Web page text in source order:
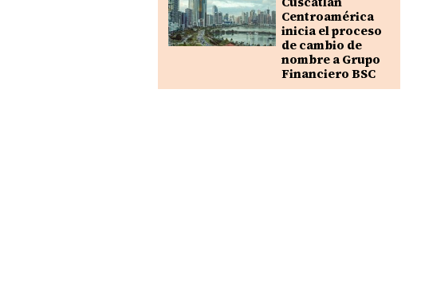
Centroamérica
inicia el proceso
de cambio de
nombre a Grupo
Financiero BSC